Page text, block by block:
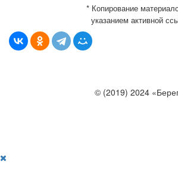
* Копирование
указанием активной
© (2019) 2024